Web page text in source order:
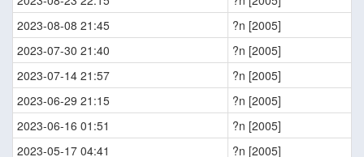
2023-08-08 21:45
?n [2005]
2023-07-30 21:40
?n [2005]
2023-07-14 21:57
?n [2005]
2023-06-29 21:15
?n [2005]
2023-06-16 01:51
?n [2005]
2023-05-17 04:41
?n [2005]